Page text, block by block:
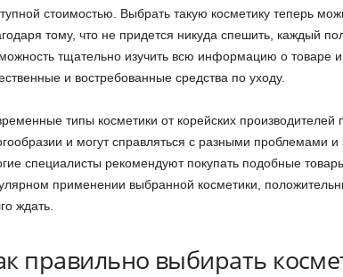
стоимостью. Выбрать такую косметику теперь
тому, что не придется никуда спешить, каждый
тщательно изучить всю информацию о товаре
и востребованные средства по уходу.
типы косметики от корейских
и могут справляться с разными проблемами
специалисты рекомендуют покупать подобные
применении выбранной косметики,
ждать.
правильно выбирать